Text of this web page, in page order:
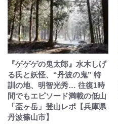
『ゲゲゲの鬼太郎』水木しげ
る氏と妖怪、“丹波の鬼” 特
訓の地、明智光秀… 往復1時
間でもエピソード満載の低山
「盃ヶ岳」登山レポ【兵庫県
丹波篠山市】